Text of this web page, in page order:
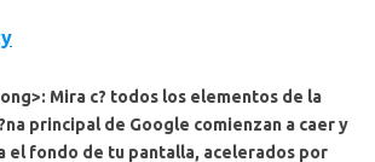
Mira c? todos los elementos de la
principal de Google comienzan a caer y
el fondo de tu pantalla, acelerados por